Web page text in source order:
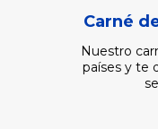
Carné
Nuestro
países y te